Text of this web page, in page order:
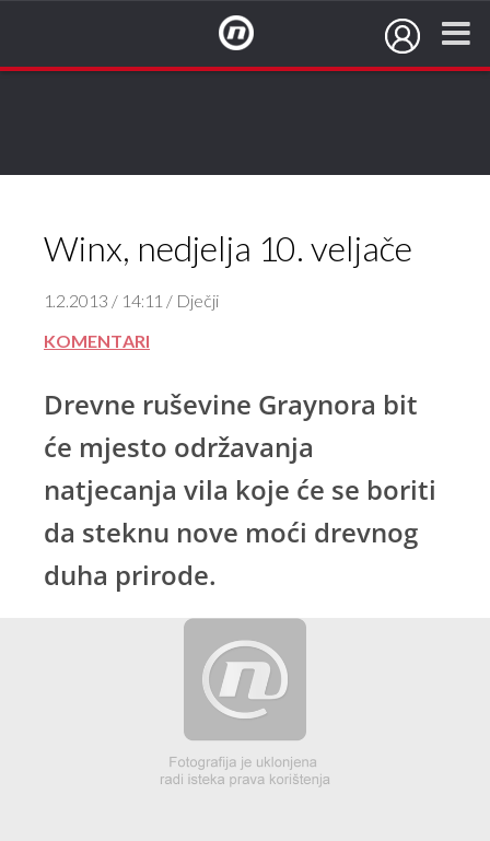
Winx, nedjelja 10. veljače
1.2.2013 / 14:11 / Dječji
KOMENTARI
Drevne ruševine Graynora bit
će mjesto održavanja
natjecanja vila koje će se boriti
da steknu nove moći drevnog
duha prirode.